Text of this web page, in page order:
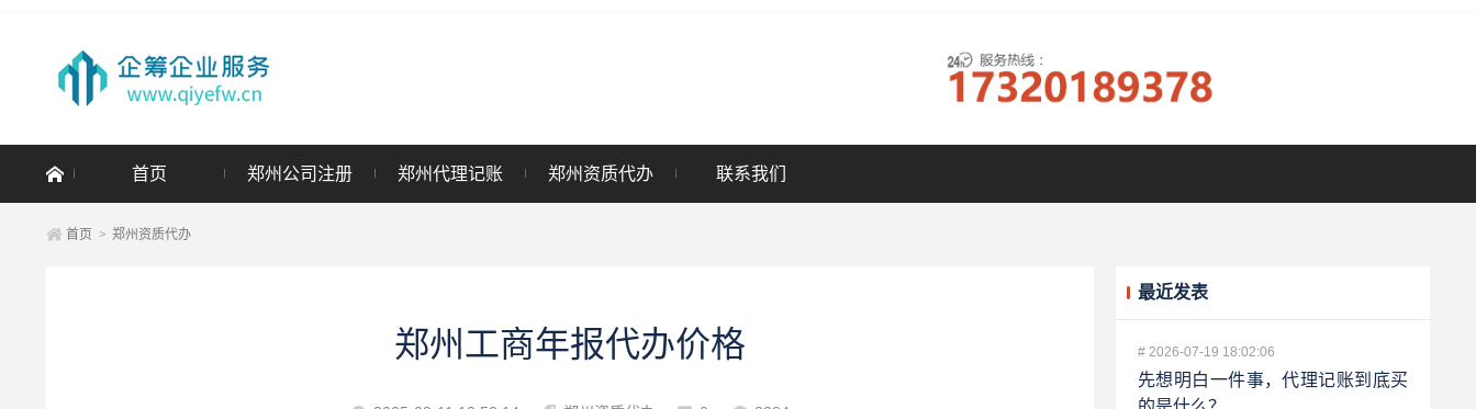
首页 郑州公司注册 郑州代理记账 郑州资质代办 联系我们
首页 > 郑州资质代办
郑州工商年报代办价格
最近发表
# 2026-07-19 18:02:06
先想明白一件事，代理记账到底买